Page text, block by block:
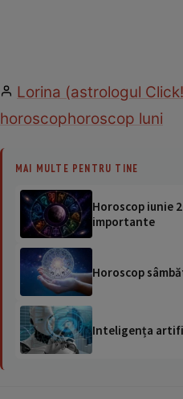
Lorina (astrologul
horoscophoroscop luni
MAI MULTE PENTRU TINE
Horoscop iunie
importante
Horoscop
Inteligența